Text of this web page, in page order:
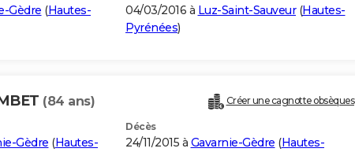
Gèdre (Hautes-
04/03/2016 à Luz-Saint-Sauveur(Hautes-
Pyrénées)
(84 ans) Créer une cagnotte obsèques
Gèdre (Hautes-
Décès
24/11/2015 à Gavarnie-Gèdre (Hautes-